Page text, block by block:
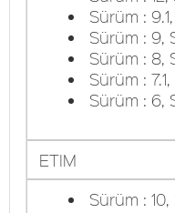
Sürüm :
Sürüm : 9,
Sürüm : 8,
Sürüm :
Sürüm : 6,
ETIM
Sürüm : 10,